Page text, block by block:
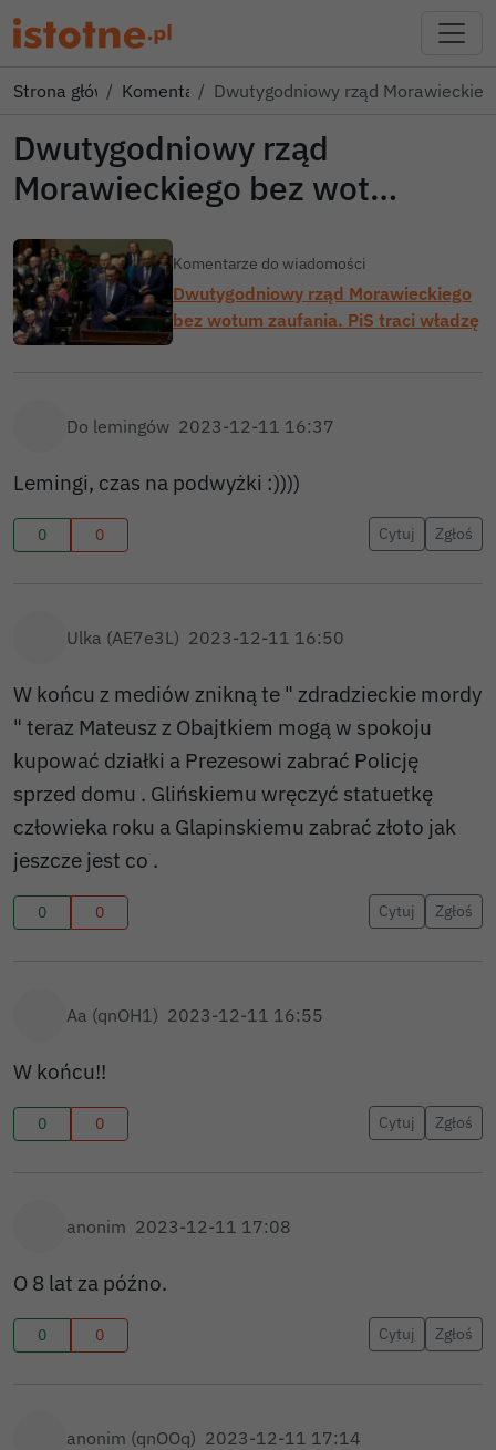
Strona głównaKomentarzeDwutygodniowy rząd
Dwutygodniowy rząd
Morawieckiego bez wot…
Komentarze do wiadomości
Dwutygodniowy rząd Morawieckiego
bez wotum zaufania. PiS traci władzę
Do lemingów 2023-12-11 16:37
Lemingi, czas na podwyżki :))))
0 0 Cytuj Zgłoś
Ulka (AE7e3L) 2023-12-11 16:50
W końcu z mediów znikną te " zdradzieckie mordy
" teraz Mateusz z Obajtkiem mogą w spokoju
kupować działki a Prezesowi zabrać Policję
sprzed domu . Glińskiemu wręczyć statuetkę
człowieka roku a Glapinskiemu zabrać złoto jak
jeszcze jest co .
0 0 Cytuj Zgłoś
Aa (qnOH1) 2023-12-11 16:55
W końcu!!
0 0 Cytuj Zgłoś
anonim 2023-12-11 17:08
O 8 lat za późno.
0 0 Cytuj Zgłoś
anonim (qnOOq) 2023-12-11 17:14